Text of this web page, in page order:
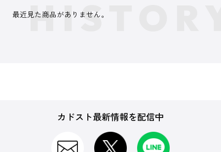
最近見た商品がありません。
カドスト最新情報を配信中